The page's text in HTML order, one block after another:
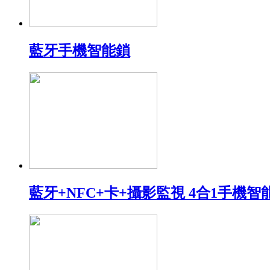
藍牙手機智能鎖
藍牙+NFC+卡+攝影監視 4合1手機智